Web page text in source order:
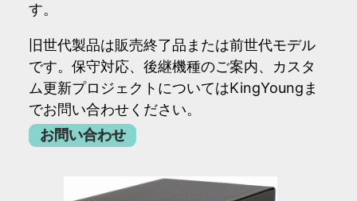
す。
旧世代製品は販売終了品または前世代モデル
です。保守対応、後継機種のご案内、カスタ
ム更新プロジェクトについてはKingYoungま
でお問い合わせください。
お問い合わせ